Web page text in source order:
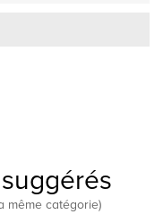
même catégorie)